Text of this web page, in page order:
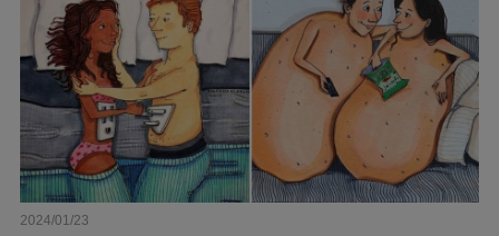
2024/01/23